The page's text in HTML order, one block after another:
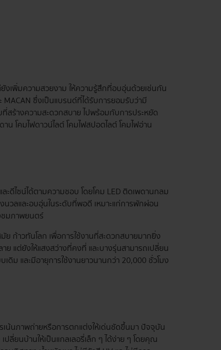
งเพิ่มความสวยงาม ให้ความรู้สึกที่อบอุ่นด้วยเช่นกัน
MACAN ซึ่งเป็นแบรนด์ที่ได้รับการยอมรับว่ามี
ร้างความสะดวกสบาย ไปพร้อมกับการประหยัด
น โคมไฟดาวน์ไลต์ โคมไฟสปอตไลต์ โคมไฟอ่าน
ะดีไซน์ได้ตามความชอบ โดยโคม LED ติดเพดานกลม
วลและอบอุ่นในระดับที่พอดี เหมาะแก่การพักผ่อน
ชมภาพยนตร์
ก้าวทันโลก เพื่อการใช้งานที่สะดวกสบายมากยิ่ง
ย แต่ยังให้แสงสว่างที่คงที่ และบางรุ่นสามารถเปลี่ยน
ม และมีอายุการใช้งานยาวนานกว่า 20,000 ชั่วโมง
น้นภาพถ่ายหรือการตกแต่งให้เด่นชัดขึ้นมา ปัจจุบัน
ลี่ยนบ้านให้เป็นแกลเลอรี่เล็ก ๆ ได้ง่าย ๆ โดยคุณ